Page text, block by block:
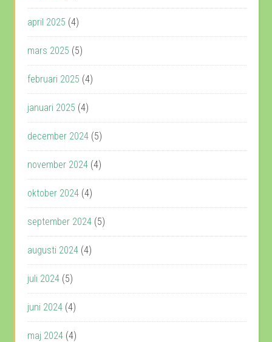
april 2025 (4)
mars 2025 (5)
februari 2025 (4)
januari 2025 (4)
december 2024 (5)
november 2024 (4)
oktober 2024 (4)
september 2024 (5)
augusti 2024 (4)
juli 2024 (5)
juni 2024 (4)
maj 2024 (4)